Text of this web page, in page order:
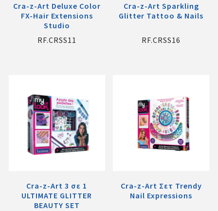
Cra-z-Art Deluxe Color
FX-Hair Extensions
Studio
RF.CRSS11
Cra-z-Art Sparkling
Glitter Tattoo & Nails
RF.CRSS16
Cra-z-Art 3 σε 1
ULTIMATE GLITTER
BEAUTY SET
Cra-z-Art Σετ Trendy
Nail Expressions